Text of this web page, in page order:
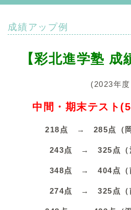
成績アップ例
【彩北進学塾 成
(2023年度
中間・期末テスト(5
218点 → 285点（岡
243点 → 325点（
348点 → 404点（
274点 → 325点（